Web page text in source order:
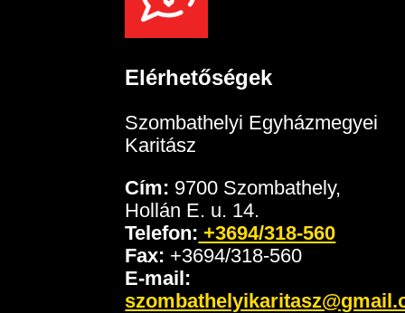
Elérhetőségek
Szombathelyi Egyházmegyei
Karitász
Cím: 9700 Szombathely,
Hollán E. u. 14.
Telefon: +3694/318-560
Fax: +3694/318-560
E-mail: